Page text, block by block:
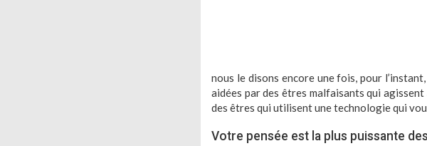
nous le disons encore une fois, pour
aidées par des êtres malfaisants qui
des êtres qui utilisent une technologie qui
Votre pensée est la plus puissante